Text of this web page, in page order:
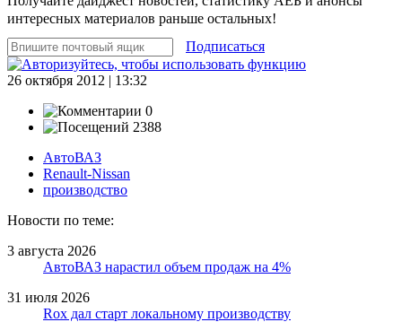
интересных материалов раньше остальных!
Подписаться
26 октября 2012 | 13:32
0
2388
АвтоВАЗ
Renault-Nissan
производство
Новости по теме:
3 августа 2026
АвтоВАЗ нарастил объем продаж на 4%
31 июля 2026
Rox дал старт локальному производству